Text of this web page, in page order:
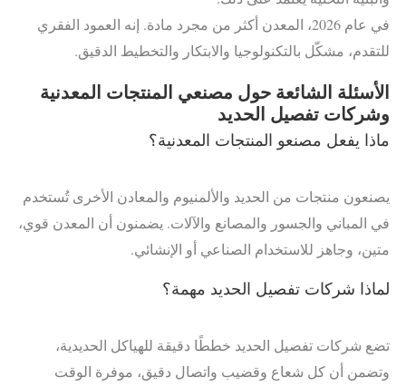
في عام 2026، المعدن أكثر من مجرد مادة. إنه العمود الفقري
للتقدم، مشكّل بالتكنولوجيا والابتكار والتخطيط الدقيق.
الأسئلة الشائعة حول مصنعي المنتجات المعدنية
وشركات تفصيل الحديد
ماذا يفعل مصنعو المنتجات المعدنية؟
يصنعون منتجات من الحديد والألمنيوم والمعادن الأخرى تُستخدم
في المباني والجسور والمصانع والآلات. يضمنون أن المعدن قوي،
متين، وجاهز للاستخدام الصناعي أو الإنشائي.
لماذا شركات تفصيل الحديد مهمة؟
تضع شركات تفصيل الحديد خططًا دقيقة للهياكل الحديدية،
وتضمن أن كل شعاع وقضيب واتصال دقيق، موفرة الوقت